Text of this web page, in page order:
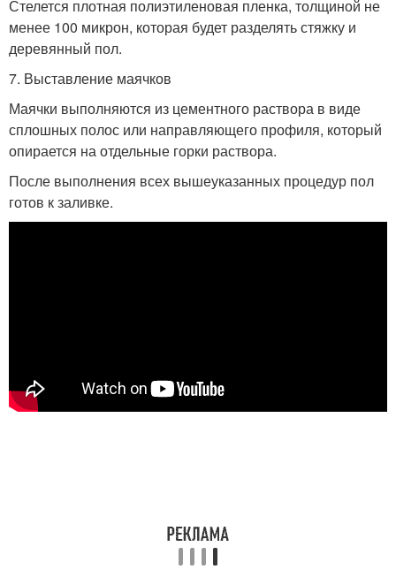
Стелется плотная полиэтиленовая пленка, толщиной не
менее 100 микрон, которая будет разделять стяжку и
деревянный пол.
7. Выставление маячков
Маячки выполняются из цементного раствора в виде
сплошных полос или направляющего профиля, который
опирается на отдельные горки раствора.
После выполнения всех вышеуказанных процедур пол
готов к заливке.